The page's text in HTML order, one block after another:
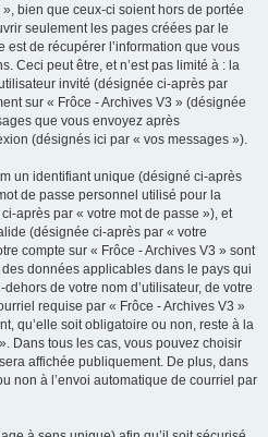
bien que ceux-ci soient hors de portée
seulement les pages créées par le
est de récupérer l’information que vous
Ceci peut être, et n’est pas limité à : la
invité (désignée ci-après par
sur « Frôce - Archives V3 » (désignée
que vous envoyez après
(désignés ici par « vos messages »).
un identifiant unique (désigné ci-après
de passe personnel utilisé pour la
après par « votre mot de passe »), et
(désignée ci-après par « votre
compte sur « Frôce - Archives V3 » sont
données applicables dans le pays qui
de votre nom d’utilisateur, de votre
requise par « Frôce - Archives V3 »
qu’elle soit obligatoire ou non, reste à la
Dans tous les cas, vous pouvez choisir
affichée publiquement. De plus, dans
non à l’envoi automatique de courriel par